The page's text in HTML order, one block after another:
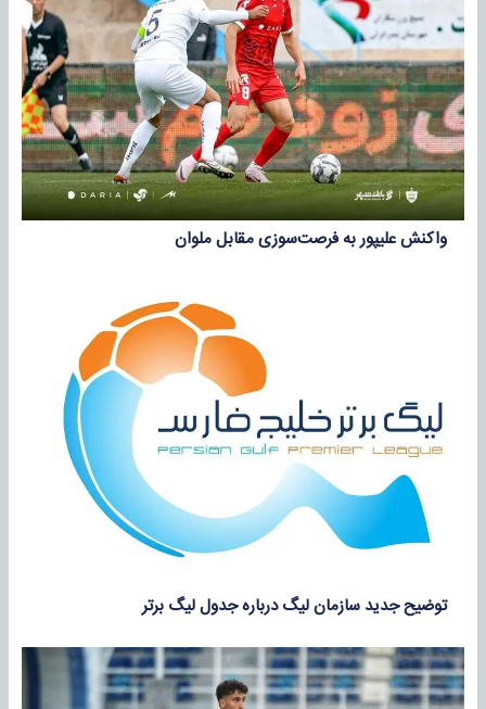
واکنش علیپور به فرصت‌سوزی مقابل ملوان
توضیح جدید سازمان لیگ درباره جدول لیگ برتر